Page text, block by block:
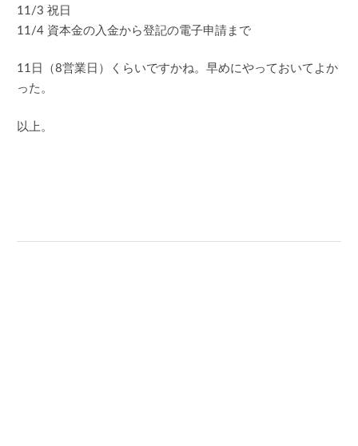
11/3 祝日
11/4 資本金の入金から登記の電子申請まで
11日（8営業日）くらいですかね。早めにやっておいてよか
った。
以上。